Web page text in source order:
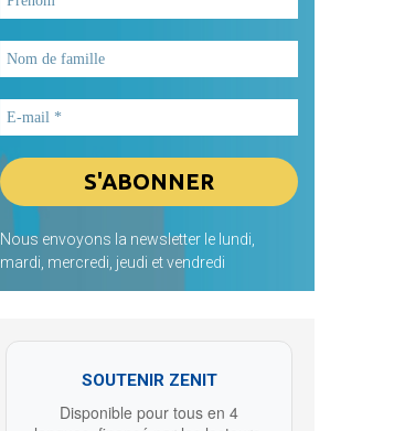
Nous envoyons la newsletter le lundi,
mardi, mercredi, jeudi et vendredi
SOUTENIR ZENIT
Disponible pour tous en 4